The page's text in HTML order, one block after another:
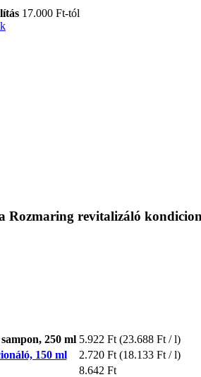
17.000 Ft-tól
Rozmaring revitalizáló
250 ml 5.922 Ft (23.688 Ft / l)
150 ml
2.720 Ft (18.133 Ft / l)
8.642 Ft